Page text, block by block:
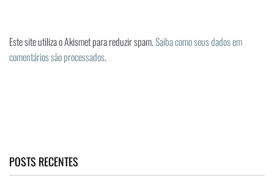
Este site utiliza o Akismet para reduzir spam.Saiba como seus dados em
comentários são processados.
POSTS RECENTES